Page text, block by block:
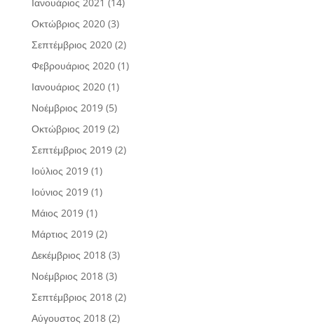
Ιανουάριος 2021 (14)
Οκτώβριος 2020(3)
Σεπτέμβριος 2020(2)
Φεβρουάριος 2020(1)
Ιανουάριος 2020(1)
Νοέμβριος 2019(5)
Οκτώβριος 2019(2)
Σεπτέμβριος 2019(2)
Ιούλιος 2019(1)
Ιούνιος 2019(1)
Μάιος 2019(1)
Μάρτιος 2019(2)
Δεκέμβριος 2018(3)
Νοέμβριος 2018(3)
Σεπτέμβριος 2018(2)
Αύγουστος 2018(2)